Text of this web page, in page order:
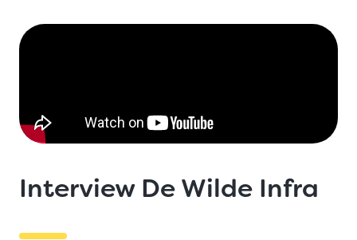
Interview De Wilde Infra